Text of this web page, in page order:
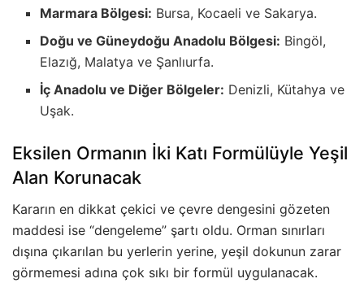
Marmara Bölgesi: Bursa, Kocaeli ve Sakarya.
Doğu ve Güneydoğu Anadolu Bölgesi: Bingöl,
Elazığ, Malatya ve Şanlıurfa.
İç Anadolu ve Diğer Bölgeler: Denizli, Kütahya ve
Uşak.
Eksilen Ormanın İki Katı Formülüyle Yeşil
Alan Korunacak
Kararın en dikkat çekici ve çevre dengesini gözeten
maddesi ise “dengeleme” şartı oldu. Orman sınırları
dışına çıkarılan bu yerlerin yerine, yeşil dokunun zarar
görmemesi adına çok sıkı bir formül uygulanacak.